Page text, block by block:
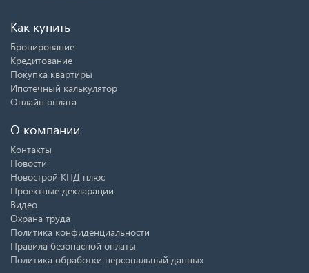
Как купить
Бронирование
Кредитование
Покупка квартиры
Ипотечный калькулятор
Онлайн оплата
О компании
Контакты
Новости
Новострой КПД плюс
Проектные декларации
Видео
Охрана труда
Политика конфиденциальности
Правила безопасной оплаты
Политика обработки персональный данных